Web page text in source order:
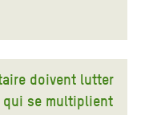
doivent lutter
se multiplient